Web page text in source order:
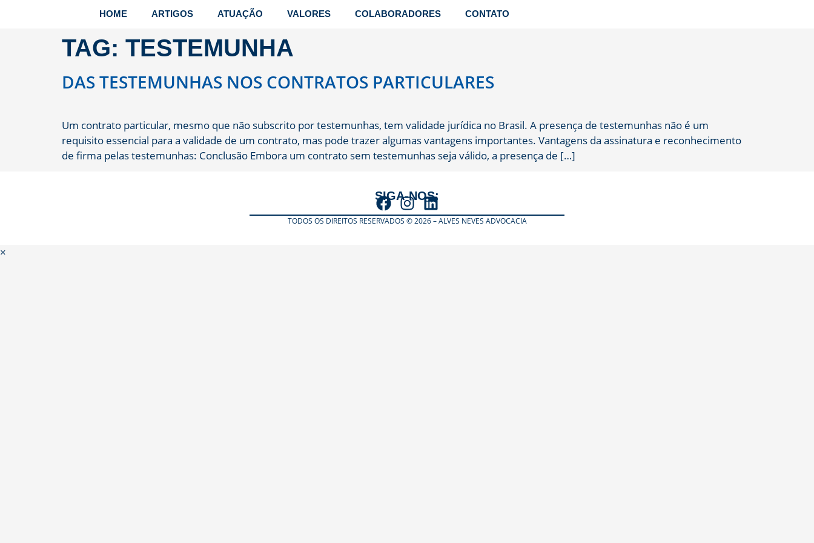
HOME ARTIGOS ATUAÇÃO VALORES COLABORADORES CONTATO
TAG: TESTEMUNHA
DAS TESTEMUNHAS NOS CONTRATOS PARTICULARES
Um contrato particular, mesmo que não subscrito por testemunhas, tem validade jurídica no Brasil. A presença de testemunhas não é um
requisito essencial para a validade de um contrato, mas pode trazer algumas vantagens importantes. Vantagens da assinatura e reconhecimento
de firma pelas testemunhas: Conclusão Embora um contrato sem testemunhas seja válido, a presença de […]
SIGA-NOS:
TODOS OS DIREITOS RESERVADOS © 2026 – ALVES NEVES ADVOCACIA
×